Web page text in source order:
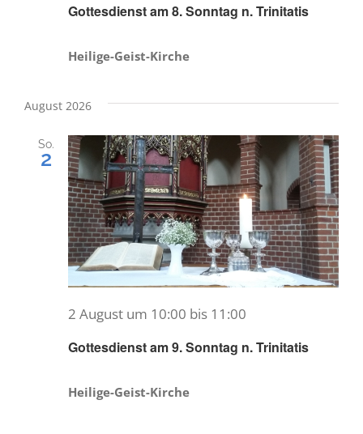
Gottesdienst am 8. Sonntag n. Trinitatis
Heilige-Geist-Kirche
August 2026
So.
2
Gottesdienst am 9. Sonntag n. Trinitatis
2 August um 10:00 bis 11:00
Heilige-Geist-Kirche